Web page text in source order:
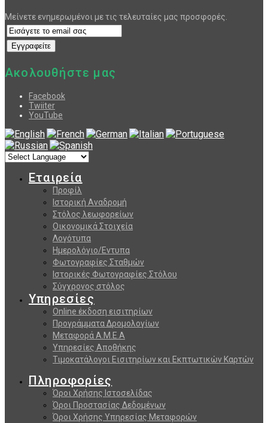
Μείνετε ενημερωμένοι με τις τελευταίες μας προσφορές.
Ακολουθήστε μας
Facebook
Twiiter
YouTube
Εταιρεία
Προφίλ
Ιστορική Αναδρομή
Στόλος λεωφορείων
Οικονομικά Στοιχεία
Λογότυπα
Ημερολόγιο/Εντυπα
Φωτογραφίες Σταθμών
Ιστορικές Φωτογραφίες Στόλου
Σύγχρονος στόλος
Υπηρεσίες
Online έκδοση εισιτηρίων
Προγράμματα Δρομολογίων
Μεταφορά Α.Μ.Ε.Α
Υπηρεσίες Αποθήκης
Τιμοκατάλογοι Εισιτηρίων και Εκπτωτικών Καρτών
Πληροφορίες
Όροι Χρήσης Ιστοσελίδας
Όροι Προστασίας Δεδομένων
Όροι Χρήσης Υπηρεσίας Μεταφορών